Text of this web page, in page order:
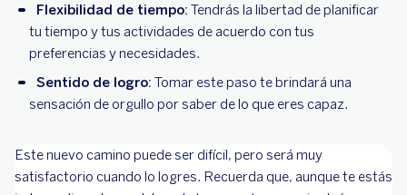
Flexibilidad de tiempo: Tendrás la libertad de planificar
tu tiempo y tus actividades de acuerdo con tus
preferencias y necesidades.
Sentido de logro: Tomar este paso te brindará una
sensación de orgullo por saber de lo que eres capaz.
Este nuevo camino puede ser difícil, pero será muy
satisfactorio cuando lo logres. Recuerda que, aunque te estás